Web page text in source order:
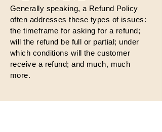
Generally speaking, a Refund Policy
often addresses these types of issues:
the timeframe for asking for a refund;
will the refund be full or partial; under
which conditions will the customer
receive a refund; and much, much
more.